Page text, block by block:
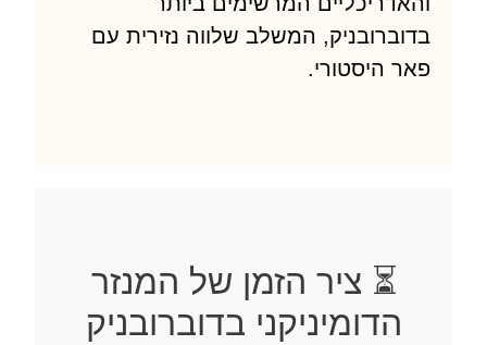
המשלב שלווה נזירית עם
היסטורי.
⏳ ציר הזמן של המנזר
הדומיניקני בדוברובניק